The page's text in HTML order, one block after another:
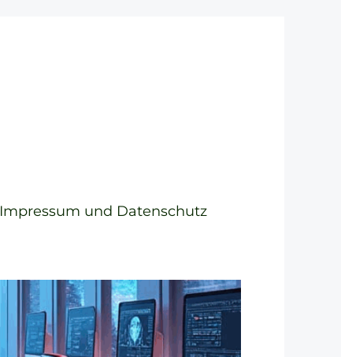
Impressum und Datenschutz